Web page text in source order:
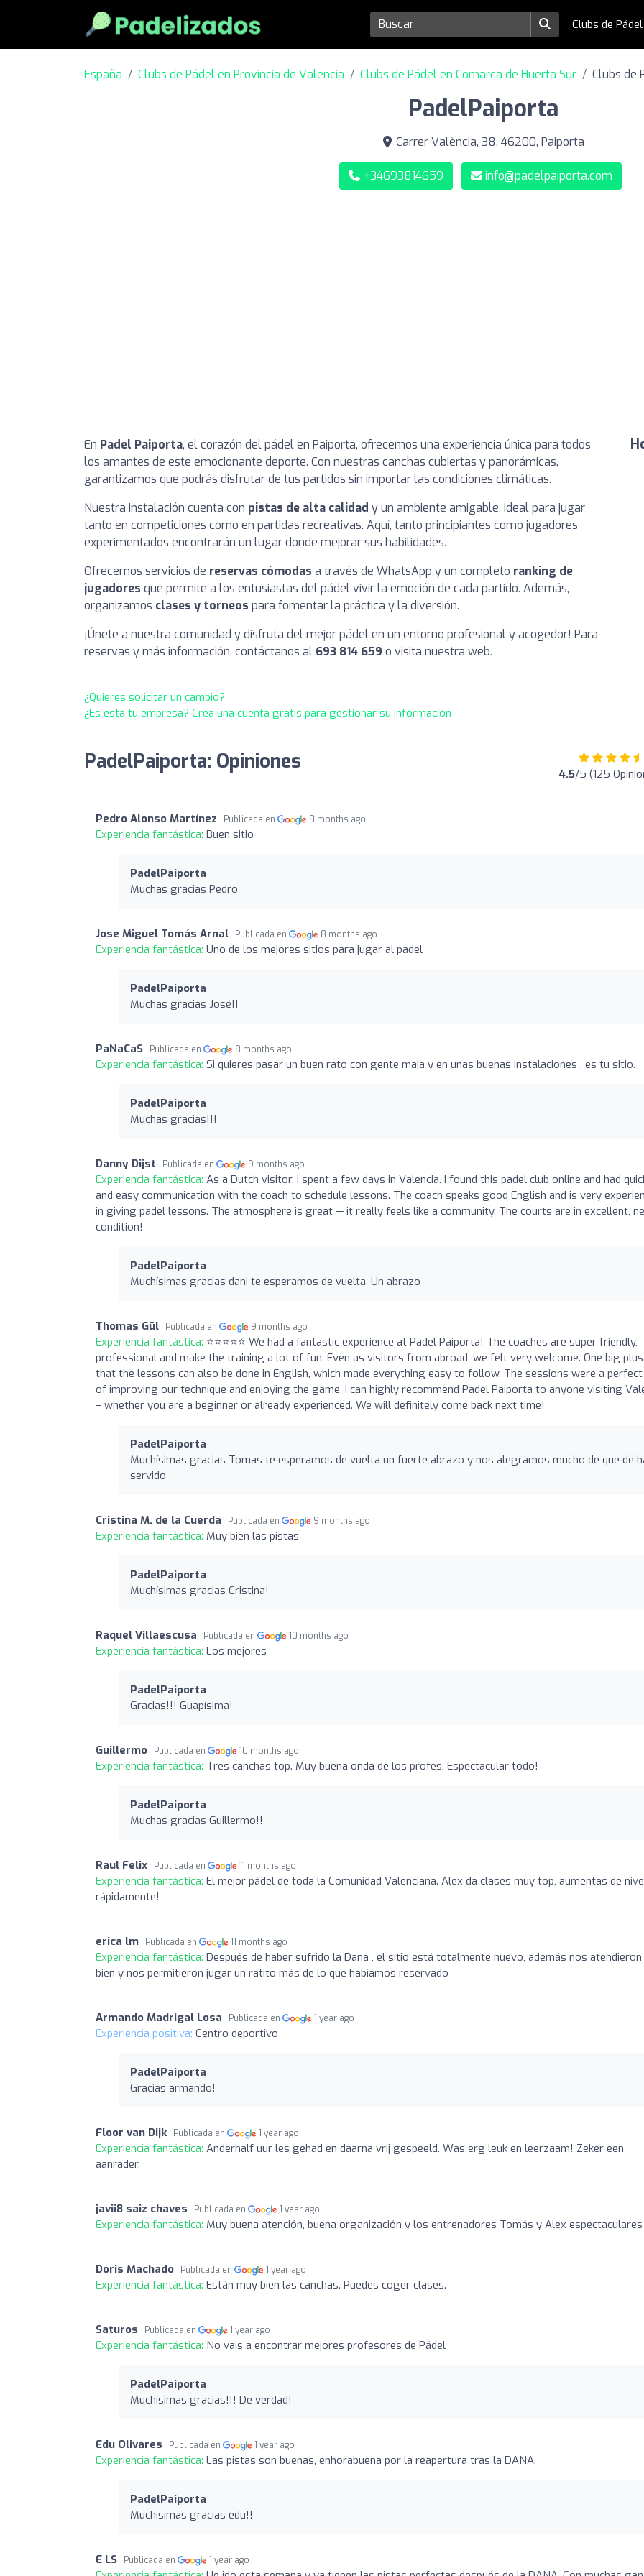
Clubs de
España Clubs de Pádel en Provincia de Valencia Clubs de Pádel en Comarca de Huerta Sur Clubs de
PadelPaiporta
Carrer València, 38, 46200, Paiporta
+34693814659 info@padelpaiporta.com
En Padel Paiporta, el corazón del pádel en Paiporta, ofrecemos una experiencia única para todos
los amantes de este emocionante deporte. Con nuestras canchas cubiertas y panorámicas,
garantizamos que podrás disfrutar de tus partidos sin importar las condiciones climáticas.
Nuestra instalación cuenta con pistas de alta calidad y un ambiente amigable, ideal para jugar
tanto en competiciones como en partidas recreativas. Aquí, tanto principiantes como jugadores
experimentados encontrarán un lugar donde mejorar sus habilidades.
Ofrecemos servicios de reservas cómodas a través de WhatsApp y un completo ranking de
jugadores que permite a los entusiastas del pádel vivir la emoción de cada partido. Además,
organizamos clases y torneos para fomentar la práctica y la diversión.
¡Únete a nuestra comunidad y disfruta del mejor pádel en un entorno profesional y acogedor! Para
reservas y más información, contáctanos al 693 814 659 o visita nuestra web.
¿Quieres solicitar un cambio?
¿Es esta tu empresa? Crea una cuenta gratis para gestionar su información
PadelPaiporta: Opiniones 4.5/5 (125
Pedro Alonso Martínez Publicada en 8 months ago
Experiencia fantástica: Buen sitio
PadelPaiporta
Muchas gracias Pedro
Jose Miguel Tomás Arnal Publicada en 8 months ago
Experiencia fantástica: Uno de los mejores sitios para jugar al padel
PadelPaiporta
Muchas gracias José!!
PaNaCaS Publicada en 8 months ago
Experiencia fantástica: Si quieres pasar un buen rato con gente maja y en unas buenas instalaciones , es tu sitio.
PadelPaiporta
Muchas gracias!!!
Danny Dijst Publicada en 9 months ago
Experiencia fantástica: As a Dutch visitor, I spent a few days in Valencia. I found this padel club online and had
and easy communication with the coach to schedule lessons. The coach speaks good English and is very
in giving padel lessons. The atmosphere is great — it really feels like a community. The courts are in excellent,
condition!
PadelPaiporta
Muchísimas gracias dani te esperamos de vuelta. Un abrazo
Thomas Gül Publicada en 9 months ago
Experiencia fantástica: ⭐️⭐️⭐️⭐️⭐️ We had a fantastic experience at Padel Paiporta! The coaches are super friendly,
professional and make the training a lot of fun. Even as visitors from abroad, we felt very welcome. One big
that the lessons can also be done in English, which made everything easy to follow. The sessions were a
of improving our technique and enjoying the game. I can highly recommend Padel Paiporta to anyone visiting
– whether you are a beginner or already experienced. We will definitely come back next time!
PadelPaiporta
Muchísimas gracias Tomas te esperamos de vuelta un fuerte abrazo y nos alegramos mucho de que de
servido
Cristina M. de la Cuerda Publicada en 9 months ago
Experiencia fantástica: Muy bien las pistas
PadelPaiporta
Muchísimas gracias Cristina!
Raquel Villaescusa Publicada en 10 months ago
Experiencia fantástica: Los mejores
PadelPaiporta
Gracias!!! Guapísima!
Guillermo Publicada en 10 months ago
Experiencia fantástica: Tres canchas top. Muy buena onda de los profes. Espectacular todo!
PadelPaiporta
Muchas gracias Guillermo!!
Raul Felix Publicada en 11 months ago
Experiencia fantástica: El mejor pádel de toda la Comunidad Valenciana. Alex da clases muy top, aumentas de
rápidamente!
erica lm Publicada en 11 months ago
Experiencia fantástica: Después de haber sufrido la Dana , el sitio está totalmente nuevo, además nos
bien y nos permitieron jugar un ratito más de lo que habíamos reservado
Armando Madrigal Losa Publicada en 1 year ago
Experiencia positiva: Centro deportivo
PadelPaiporta
Gracias armando!
Floor van Dijk Publicada en 1 year ago
Experiencia fantástica: Anderhalf uur les gehad en daarna vrij gespeeld. Was erg leuk en leerzaam! Zeker een
aanrader.
javii8 saiz chaves Publicada en 1 year ago
Experiencia fantástica: Muy buena atención, buena organización y los entrenadores Tomás y Alex espectaculares
Doris Machado Publicada en 1 year ago
Experiencia fantástica: Están muy bien las canchas. Puedes coger clases.
Saturos Publicada en 1 year ago
Experiencia fantástica: No vais a encontrar mejores profesores de Pádel
PadelPaiporta
Muchísimas gracias!!! De verdad!
Edu Olivares Publicada en 1 year ago
Experiencia fantástica: Las pistas son buenas, enhorabuena por la reapertura tras la DANA.
PadelPaiporta
Muchisimas gracias edu!!
E LS Publicada en 1 year ago